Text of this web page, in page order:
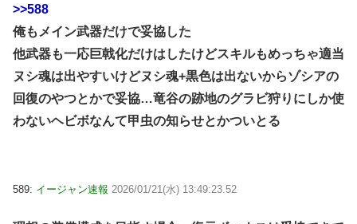
>>588
俺もメイン武器だけで妥協した
他武器も一応巨戟化だけはしたけどスキルもめっちゃ適当
ヌシ魂は出やすいけどヌシ魂+黒色は出ないからゾシアの
回復のやつとかで妥協…竜谷の跡地のグラビ狩りにしか使
わないヘビボなんて甲虫の知らせとかついとる
589: イージャン速報 2026/01/21(水) 13:49:23.52